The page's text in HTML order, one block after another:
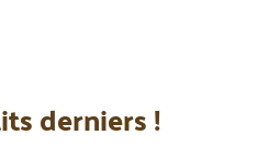
derniers !